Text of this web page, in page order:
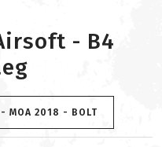
- B4
- MOA 2018 - BOLT